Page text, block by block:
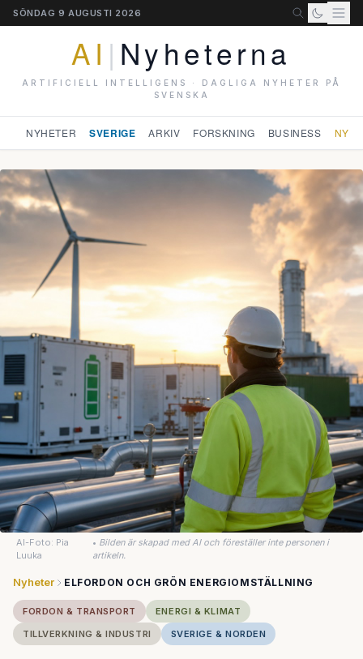
SÖNDAG 9 AUGUSTI 2026
AI | Nyheterna
ARTIFICIELL INTELLIGENS · DAGLIGA NYHETER PÅ
SVENSKA
NYHETER SVERIGE ARKIV FORSKNING BUSINESS
AI-Foto: Pia
Luuka
• Bilden är skapad med AI och föreställer inte personen i
artikeln.
Nyheter ELFORDON OCH GRÖN ENERGIOMSTÄLLNING
FORDON & TRANSPORT
ENERGI & KLIMAT
TILLVERKNING & INDUSTRI
SVERIGE & NORDEN